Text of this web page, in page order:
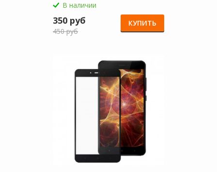
В наличии
350 руб
450 руб
КУПИТЬ